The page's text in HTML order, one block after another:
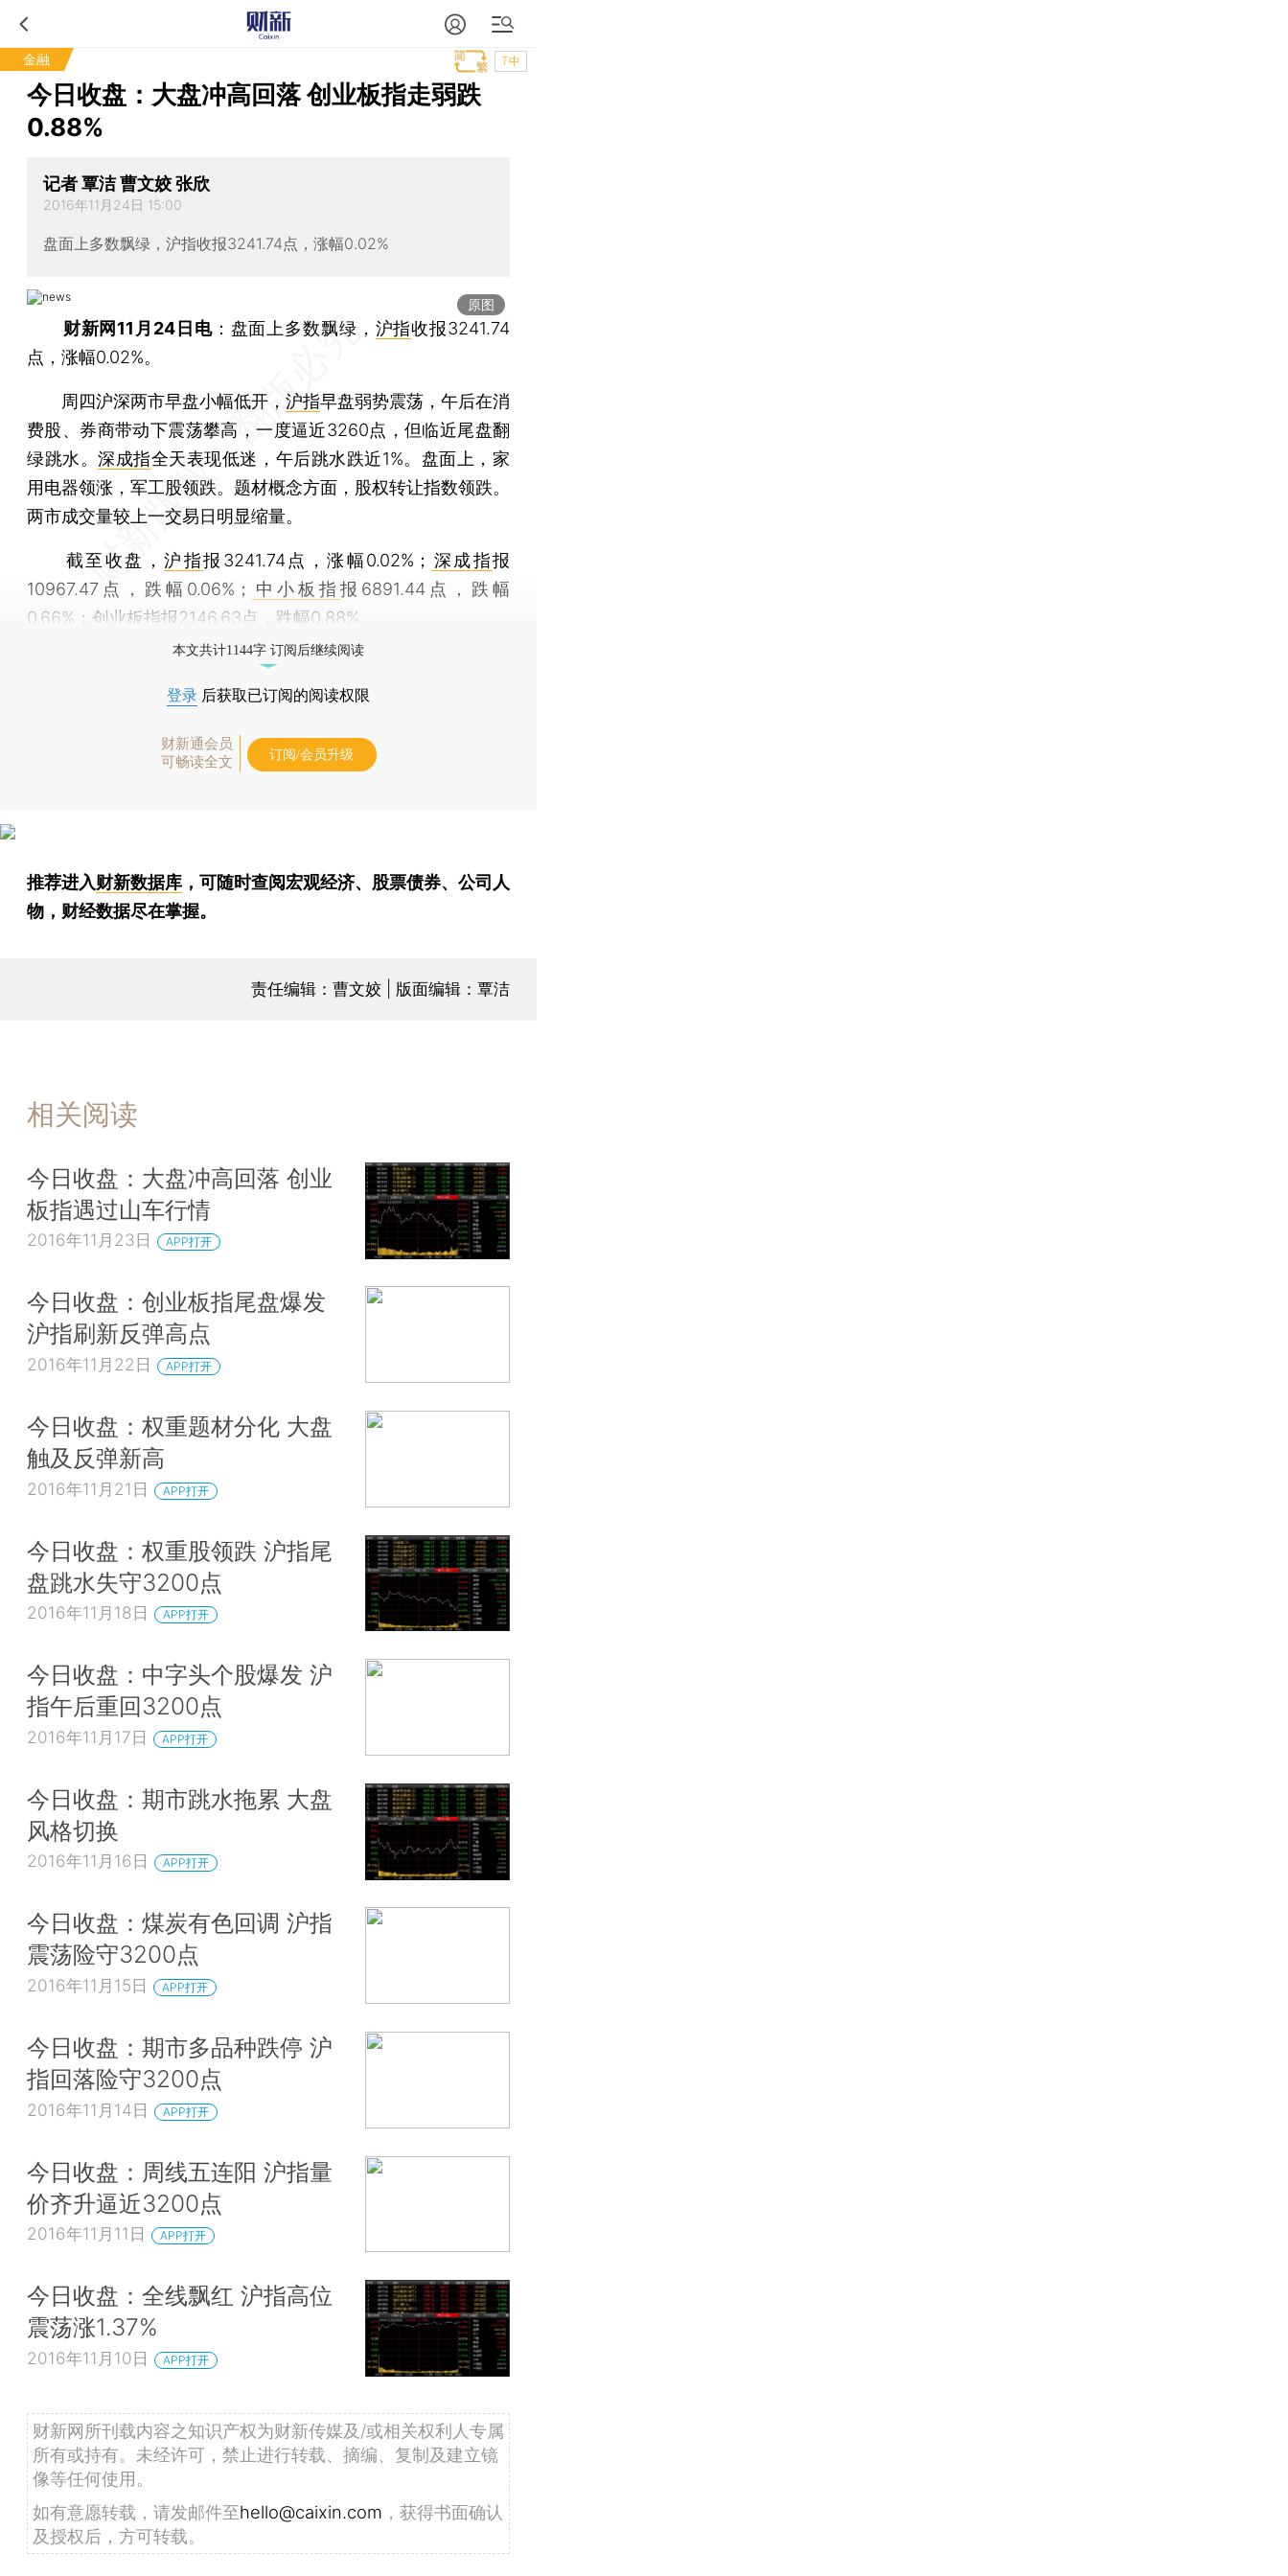
金融 T中
今日收盘：大盘冲高回落 创业板指走弱跌
0.88%
记者 覃洁 曹文姣 张欣
2016年11月24日 15:00
盘面上多数飘绿，沪指收报3241.74点，涨幅0.02%
原图
财新网11月24日电：盘面上多数飘绿， 沪指收报3241.74
点，涨幅0.02%。
周四沪深两市早盘小幅低开， 沪指早盘弱势震荡，午后在消
费股、券商带动下震荡攀高，一度逼近3260点，但临近尾盘翻
绿跳水。深成指全天表现低迷，午后跳水跌近1%。盘面上，家
用电器领涨，军工股领跌。题材概念方面，股权转让指数领跌。
两市成交量较上一交易日明显缩量。
截至收盘，沪指报3241.74点，涨幅0.02%； 深成指报
10967.47点，跌幅0.06%；
中小板指 报6891.44点，跌幅
0.66%； 创业板指报2146.63点，跌幅0.88%。
本文共计1144字 订阅后继续阅读
登录 后获取已订阅的阅读权限
财新通会员
可畅读全文
订阅/会员升级
推荐进入财新数据库 ，可随时查阅宏观经济、股票债券、公司人
物，财经数据尽在掌握。
责任编辑：曹文姣 | 版面编辑：覃洁
相关阅读
今日收盘：大盘冲高回落 创业
板指遇过山车行情
2016年11月23日 APP打开
今日收盘：创业板指尾盘爆发
沪指刷新反弹高点
2016年11月22日 APP打开
今日收盘：权重题材分化 大盘
触及反弹新高
2016年11月21日 APP打开
今日收盘：权重股领跌 沪指尾
盘跳水失守3200点
2016年11月18日 APP打开
今日收盘：中字头个股爆发 沪
指午后重回3200点
2016年11月17日 APP打开
今日收盘：期市跳水拖累 大盘
风格切换
2016年11月16日 APP打开
今日收盘：煤炭有色回调 沪指
震荡险守3200点
2016年11月15日 APP打开
今日收盘：期市多品种跌停 沪
指回落险守3200点
2016年11月14日 APP打开
今日收盘：周线五连阳 沪指量
价齐升逼近3200点
2016年11月11日 APP打开
今日收盘：全线飘红 沪指高位
震荡涨1.37%
2016年11月10日 APP打开
财新网所刊载内容之知识产权为财新传媒及/或相关权利人专属
所有或持有。未经许可，禁止进行转载、摘编、复制及建立镜
像等任何使用。
如有意愿转载，请发邮件至hello@caixin.com ，获得书面确认
及授权后，方可转载。